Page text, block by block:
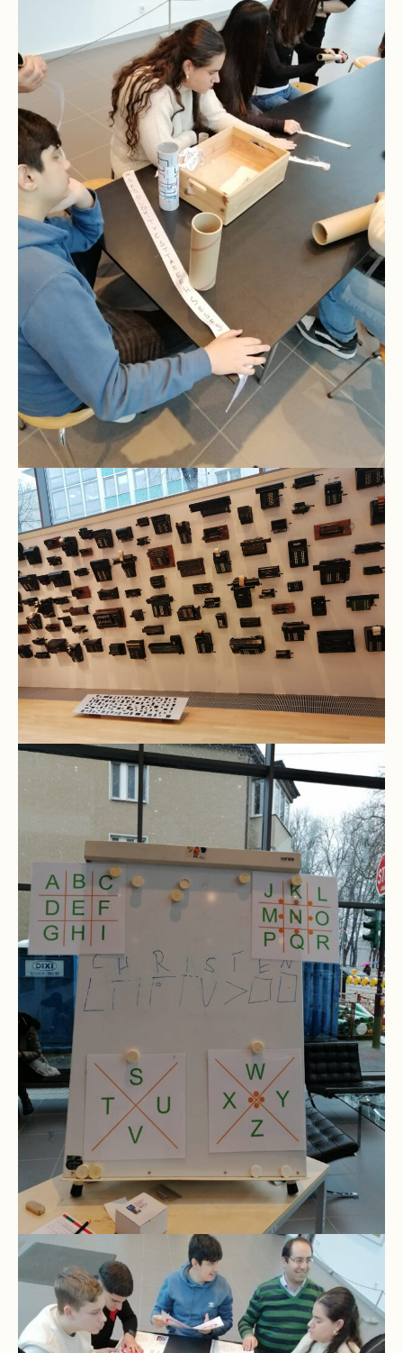
Formulare
Infos
für
Viertklässler
Anmeldung
Schülerbücherei
Hausordnung
Schulbuchordnung
Pausenordnung
Handynutzung
Datenschutz
Sponsoren
Bestellung
Schokoticket